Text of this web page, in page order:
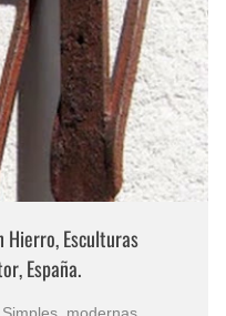
Hierro, Esculturas
España.